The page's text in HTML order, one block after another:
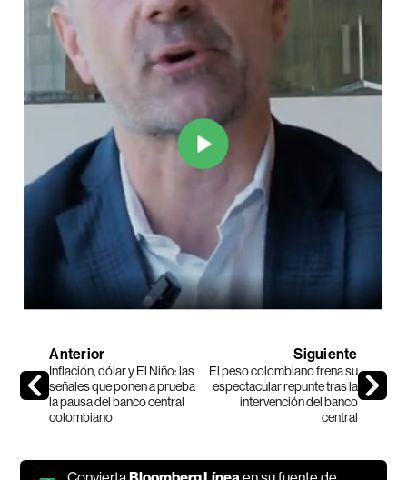
Anterior
Inflación, dólar y El Niño: las
señales que ponen a prueba
la pausa del banco central
colombiano
Siguiente
El peso colombiano frena su
espectacular repunte tras la
intervención del banco
central